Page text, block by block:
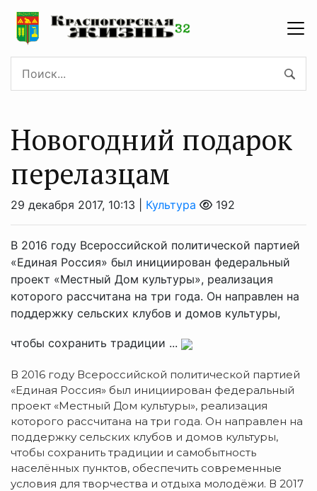
Новогодний подарок
перелазцам
29 декабря 2017, 10:13 | Культура 192
В 2016 году Всероссийской политической партией
«Единая Россия» был инициирован федеральный
проект «Местный Дом культуры», реализация
которого рассчитана на три года. Он направлен на
поддержку сельских клубов и домов культуры,
чтобы сохранить традиции ...
В 2016 году Всероссийской политической партией
«Единая Россия» был инициирован федеральный
проект «Местный Дом культуры», реализация
которого рассчитана на три года. Он направлен на
поддержку сельских клубов и домов культуры,
чтобы сохранить традиции и самобытность
населённых пунктов, обеспечить современные
условия для творчества и отдыха молодёжи. В 2017